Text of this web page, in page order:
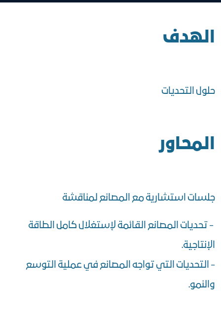
الهدف
حلول التحديات
المحاور
جلسات استشارية مع المصانع لمناقشة
- تحديات المصانع القائمة لإستغلال كامل الطاقة
الإنتاجية.
- التحديات التي تواجه المصانع في عملية التوسع
والنمو.